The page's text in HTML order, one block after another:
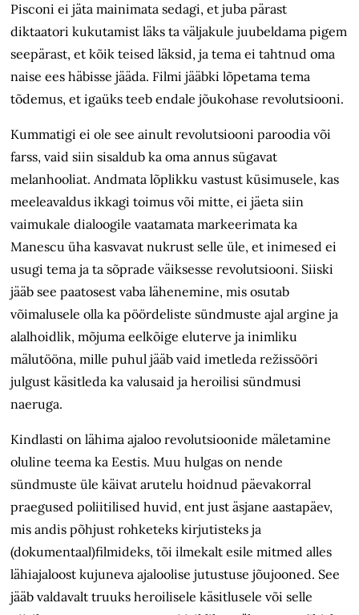
Pisconi ei jäta mainimata sedagi, et juba pärast
diktaatori kukutamist läks ta väljakule juubeldama pigem
seepärast, et kõik teised läksid, ja tema ei tahtnud oma
naise ees häbisse jääda. Filmi jääbki lõpetama tema
tõdemus, et igaüks teeb endale jõukohase revolutsiooni.
Kummatigi ei ole see ainult revolutsiooni paroodia või
farss, vaid siin sisaldub ka oma annus sügavat
melanhooliat. Andmata lõplikku vastust küsimusele, kas
meeleavaldus ikkagi toimus või mitte, ei jäeta siin
vaimukale dialoogile vaatamata markeerimata ka
Manescu üha kasvavat nukrust selle üle, et inimesed ei
usugi tema ja ta sõprade väiksesse revolutsiooni. Siiski
jääb see paatosest vaba lähenemine, mis osutab
võimalusele olla ka pöördeliste sündmuste ajal argine ja
alalhoidlik, mõjuma eelkõige eluterve ja inimliku
mälutööna, mille puhul jääb vaid imetleda režissööri
julgust käsitleda ka valusaid ja heroilisi sündmusi
naeruga.
Kindlasti on lähima ajaloo revolutsioonide mäletamine
oluline teema ka Eestis. Muu hulgas on nende
sündmuste üle käivat arutelu hoidnud päevakorral
praegused poliitilised huvid, ent just äsjane aastapäev,
mis andis põhjust rohketeks kirjutisteks ja
(dokumentaal)filmideks, tõi ilmekalt esile mitmed alles
lähiajaloost kujuneva ajaloolise jutustuse jõujooned. See
jääb valdavalt truuks heroilisele käsitlusele või selle